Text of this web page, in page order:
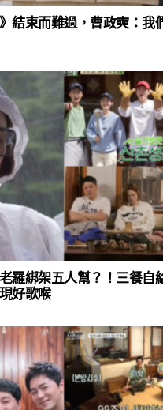
結束而難過，曹政奭：我
羅綁架五人幫？！三餐自
好歌喉